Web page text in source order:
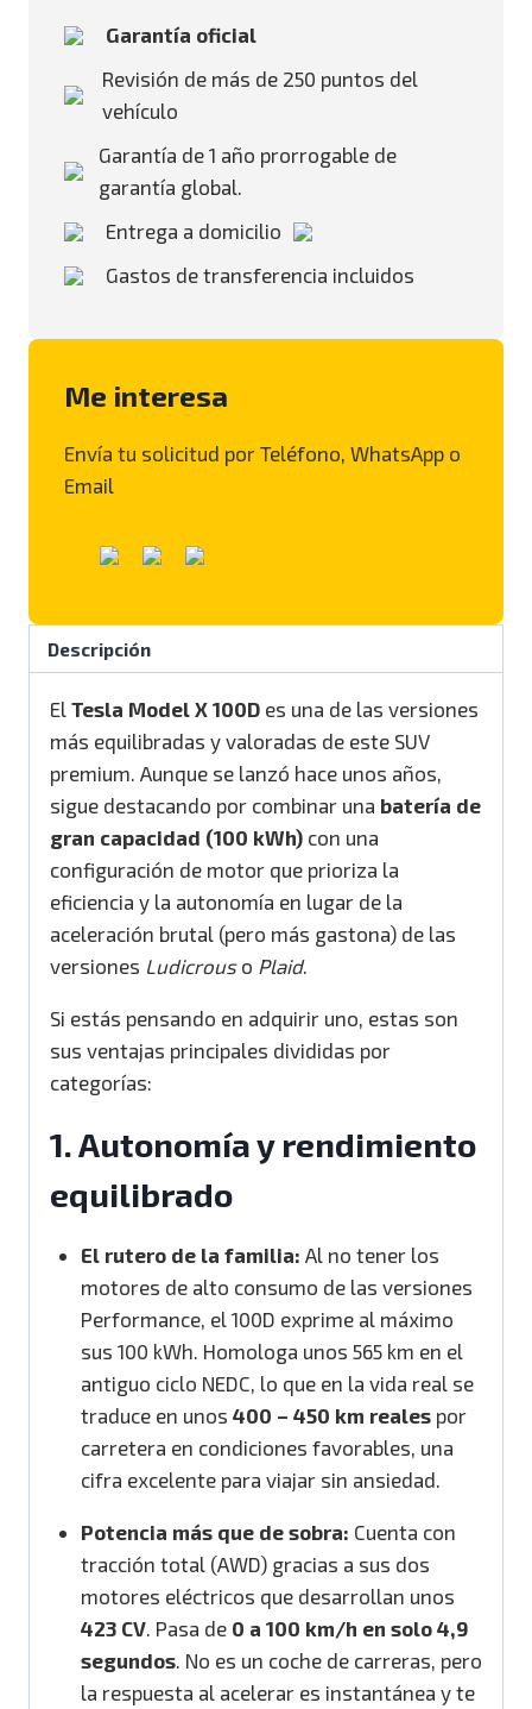
Garantía oficial
Revisión de más de 250 puntos del
vehículo
Garantía de 1 año prorrogable de
garantía global.
Entrega a domicilio
Gastos de transferencia incluidos
Me interesa
Envía tu solicitud por Teléfono, WhatsApp o
Email
Descripción
El Tesla Model X 100D es una de las versiones
más equilibradas y valoradas de este SUV
premium. Aunque se lanzó hace unos años,
sigue destacando por combinar una batería de
gran capacidad (100 kWh) con una
configuración de motor que prioriza la
eficiencia y la autonomía en lugar de la
aceleración brutal (pero más gastona) de las
versiones Ludicrouso Plaid.
Si estás pensando en adquirir uno, estas son
sus ventajas principales divididas por
categorías:
1. Autonomía y rendimiento
equilibrado
El rutero de la familia: Al no tener los
motores de alto consumo de las versiones
Performance, el 100D exprime al máximo
sus 100 kWh. Homologa unos 565 km en el
antiguo ciclo NEDC, lo que en la vida real se
traduce en unos 400 – 450 km realespor
carretera en condiciones favorables, una
cifra excelente para viajar sin ansiedad.
Potencia más que de sobra: Cuenta con
tracción total (AWD) gracias a sus dos
motores eléctricos que desarrollan unos
423 CV. Pasa de 0 a 100 km/h en solo 4,9
segundos. No es un coche de carreras, pero
la respuesta al acelerar es instantánea y te